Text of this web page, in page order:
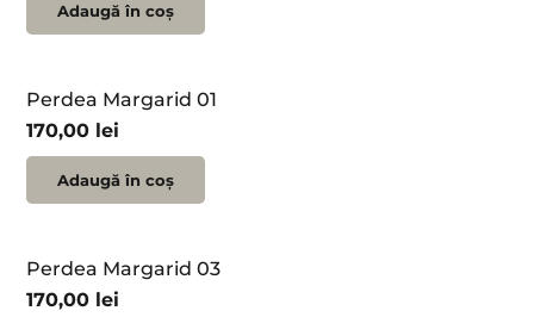
Adaugă în coș
Perdea Margarid 01
170,00 lei
Adaugă în coș
Perdea Margarid 03
170,00 lei